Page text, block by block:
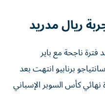
ريال مدريد
فترة ناجحة مع باير
برنابيو انتهت بعد
كأس السوبر الإسباني